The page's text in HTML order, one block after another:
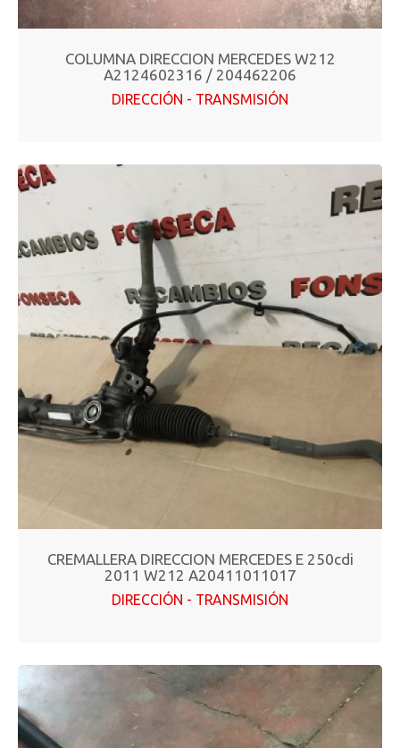
COLUMNA DIRECCION MERCEDES W212
A2124602316 / 204462206
DIRECCIÓN - TRANSMISIÓN
CREMALLERA DIRECCION MERCEDES E 250cdi
2011 W212 A20411011017
DIRECCIÓN - TRANSMISIÓN